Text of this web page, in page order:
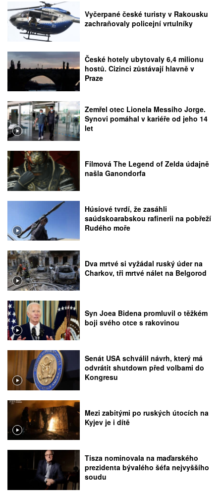
Vyčerpané české turisty v Rakousku
zachraňovaly policejní vrtulníky
České hotely ubytovaly 6,4 milionu
hostů. Cizinci zůstávají hlavně v
Praze
Zemřel otec Lionela Messiho Jorge.
Synovi pomáhal v kariéře od jeho 14
let
Filmová The Legend of Zelda údajně
našla Ganondorfa
Húsíové tvrdí, že zasáhli
saúdskoarabskou rafinerii na pobřeží
Rudého moře
Dva mrtvé si vyžádal ruský úder na
Charkov, tři mrtvé nálet na Belgorod
Syn Joea Bidena promluvil o těžkém
boji svého otce s rakovinou
Senát USA schválil návrh, který má
odvrátit shutdown před volbami do
Kongresu
Mezi zabitými po ruských útocích na
Kyjev je i dítě
Tisza nominovala na maďarského
prezidenta bývalého šéfa nejvyššího
soudu